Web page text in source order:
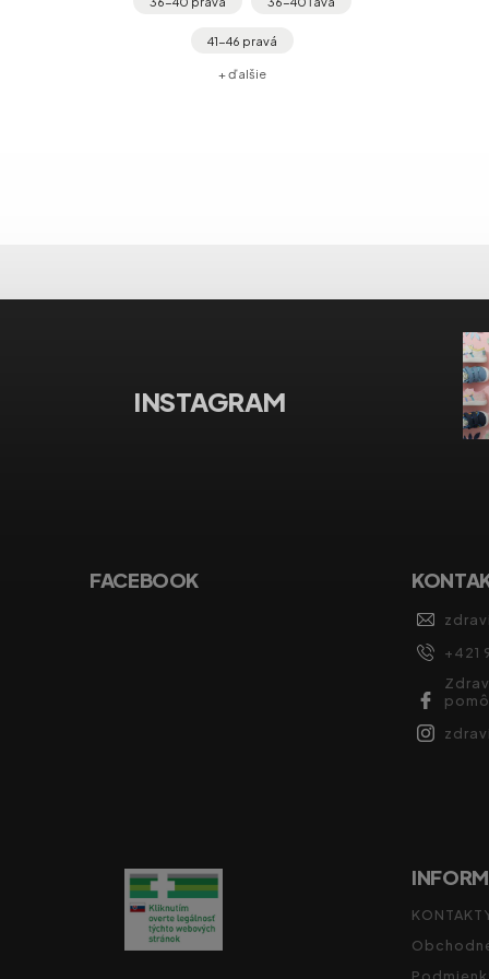
INSTAGRAM
FACEBOOK
+421